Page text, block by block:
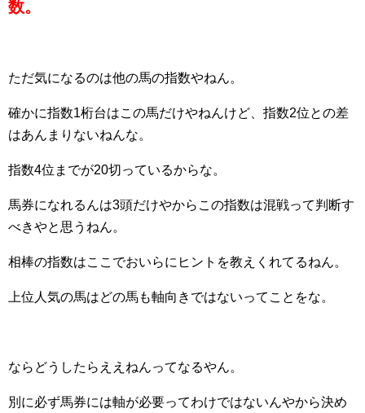
数。
ただ気になるのは他の馬の指数やねん。
確かに指数1桁台はこの馬だけやねんけど、指数2位との差
はあんまりないねんな。
指数4位までが20切っているからな。
馬券になれるんは3頭だけやからこの指数は混戦って判断す
べきやと思うねん。
相棒の指数はここでおいらにヒントを教えくれてるねん。
上位人気の馬はどの馬も軸向きではないってことをな。
ならどうしたらええねんってなるやん。
別に必ず馬券には軸が必要ってわけではないんやから決め